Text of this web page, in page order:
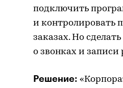
подключить
и контролировать
заказах. Но
о звонках и записи
Решение: